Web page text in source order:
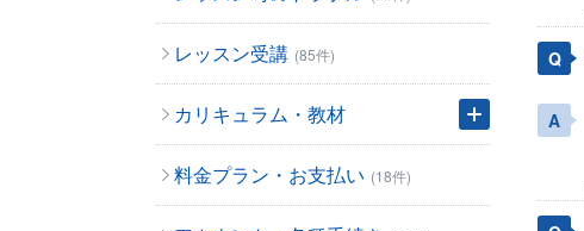
レッスン受講 (85件)
カリキュラム・教材
料金プラン・お支払い (18件)